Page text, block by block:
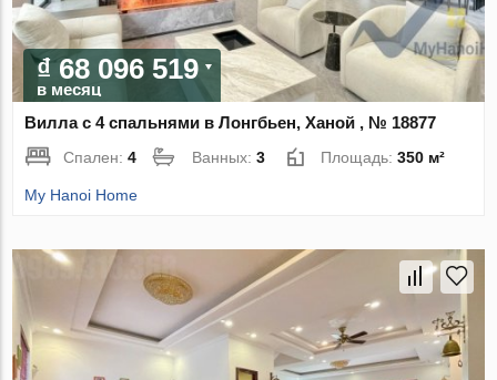
₫ 68 096 519
в месяц
Вилла с 4 спальнями в Лонгбьен, Ханой , № 18877
Спален:4 Ванных:3 Площадь:350 м²
My Hanoi Home